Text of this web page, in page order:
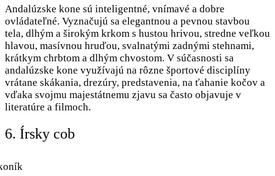
Andalúzske kone sú inteligentné, vnímavé a dobre
ovládateľné. Vyznačujú sa elegantnou a pevnou stavbou
tela, dlhým a širokým krkom s hustou hrivou, stredne veľkou
hlavou, masívnou hruďou, svalnatými zadnými stehnami,
krátkym chrbtom a dlhým chvostom. V súčasnosti sa
andalúzske kone využívajú na rôzne športové disciplíny
vrátane skákania, drezúry, predstavenia, na ťahanie kočov a
vďaka svojmu majestátnemu zjavu sa často objavuje v
literatúre a filmoch.
6. Írsky cob